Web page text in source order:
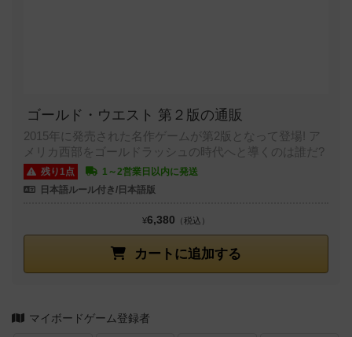
ゴールド・ウエスト 第２版の通販
2015年に発売された名作ゲームが第2版となって登場! ア
メリカ西部をゴールドラッシュの時代へと導くのは誰だ?
残り1点
1～2営業日以内に発送
日本語ルール付き/日本語版
カートに追加する
¥6,380 （税込）
マイボードゲーム登録者